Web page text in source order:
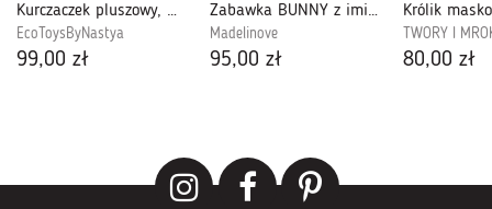
Kurczaczek pluszowy, Maskotka kurczak, Prezent dla dziecka
EcoToysByNastya
99,00 zł
Zabawka BUNNY z imieniem / NA ZAMÓWIENIE
Madelinove
95,00 zł
TWORY I
80,00 zł